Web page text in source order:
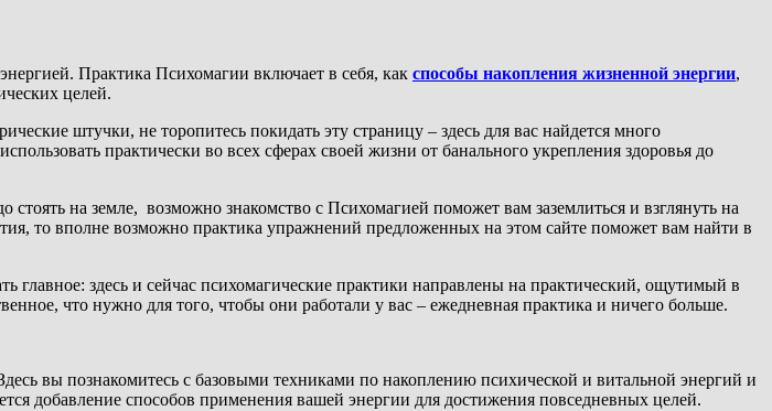
Практика Психомагии включает в себя, как способы накопления жизненной энергии,
целей.
штучки, не торопитесь покидать эту страницу – здесь для вас найдется много
практически во всех сферах своей жизни от банального укрепления здоровья до
на земле, возможно знакомство с Психомагией поможет вам заземлиться и взглянуть на
то вполне возможно практика упражнений предложенных на этом сайте поможет вам найти в
главное: здесь и сейчас психомагические практики направлены на практический, ощутимый в
что нужно для того, чтобы они работали у вас – ежедневная практика и ничего больше.
вы познакомитесь с базовыми техниками по накоплению психической и витальной энергий и
добавление способов применения вашей энергии для достижения повседневных целей.